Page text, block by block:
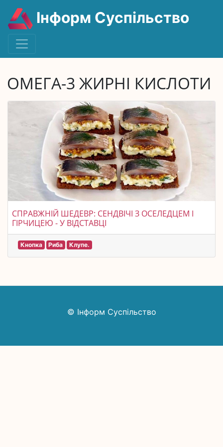
Інформ Суспільство
ОМЕГА-3 ЖИРНІ КИСЛОТИ
СПРАВЖНІЙ ШЕДЕВР: СЕНДВІЧІ З ОСЕЛЕДЦЕМ І
ГІРЧИЦЕЮ - У ВІДСТАВЦІ
Кнопка Риба Клупе.
© Інформ Суспільство